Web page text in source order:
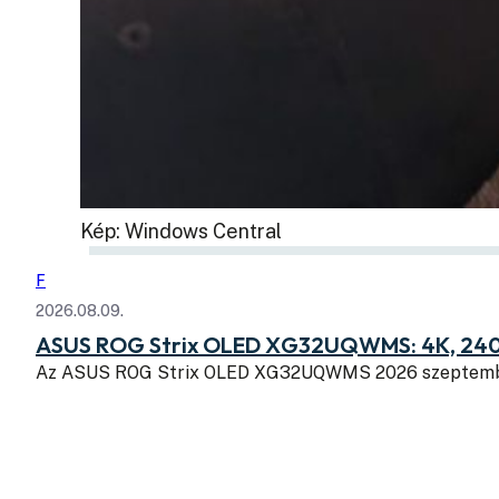
Kép: Windows Central
F
2026.08.09.
ASUS ROG Strix OLED XG32UQWMS: 4K,
Az ASUS ROG Strix OLED XG32UQWMS 2026